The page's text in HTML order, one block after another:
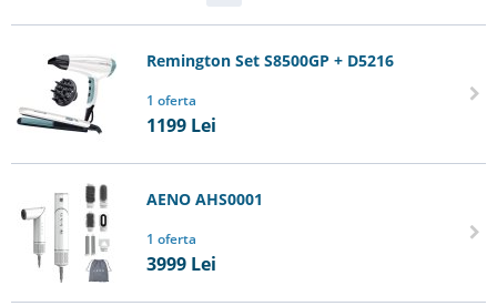
Remington Set S8500GP + D5216
1 oferta
1199 Lei
AENO AHS0001
1 oferta
3999 Lei